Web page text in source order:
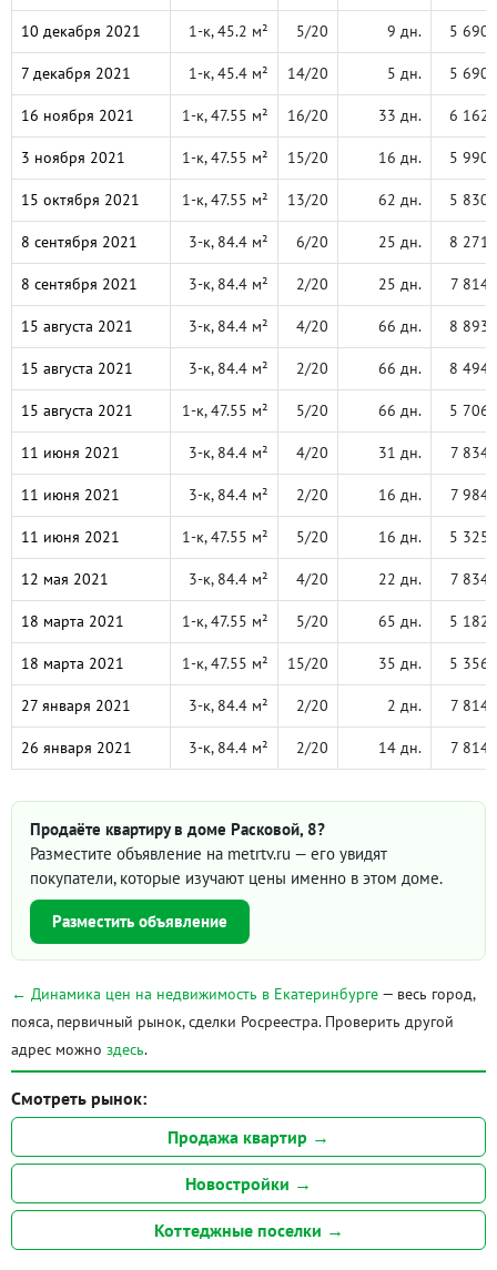
10 декабря 2021 1-к, 45.2 м² 5/20 9 дн. 5 690
7 декабря 2021 1-к, 45.4 м² 14/20 5 дн. 5 690
16 ноября 2021 1-к, 47.55 м² 16/20 33 дн. 6 162
3 ноября 2021 1-к, 47.55 м² 15/20 16 дн. 5 990
15 октября 2021 1-к, 47.55 м² 13/20 62 дн. 5 830
8 сентября 2021 3-к, 84.4 м² 6/20 25 дн. 8 271
8 сентября 2021 3-к, 84.4 м² 2/20 25 дн. 7 814
15 августа 2021 3-к, 84.4 м² 4/20 66 дн. 8 893
15 августа 2021 3-к, 84.4 м² 2/20 66 дн. 8 494
15 августа 2021 1-к, 47.55 м² 5/20 66 дн. 5 706
11 июня 2021 3-к, 84.4 м² 4/20 31 дн. 7 834
11 июня 2021 3-к, 84.4 м² 2/20 16 дн. 7 984
11 июня 2021 1-к, 47.55 м² 5/20 16 дн. 5 325
12 мая 2021 3-к, 84.4 м² 4/20 22 дн. 7 834
18 марта 2021 1-к, 47.55 м² 5/20 65 дн. 5 182
18 марта 2021 1-к, 47.55 м² 15/20 35 дн. 5 356
27 января 2021 3-к, 84.4 м² 2/20 2 дн. 7 814
26 января 2021 3-к, 84.4 м² 2/20 14 дн. 7 814
Продаёте квартиру в доме Расковой, 8?
Разместите объявление на metrtv.ru — его увидят
покупатели, которые изучают цены именно в этом доме.
Разместить объявление
← Динамика цен на недвижимость в Екатеринбурге — весь город,
пояса, первичный рынок, сделки Росреестра. Проверить другой
адрес можно здесь.
Смотреть рынок:
Продажа квартир →
Новостройки →
Коттеджные поселки →